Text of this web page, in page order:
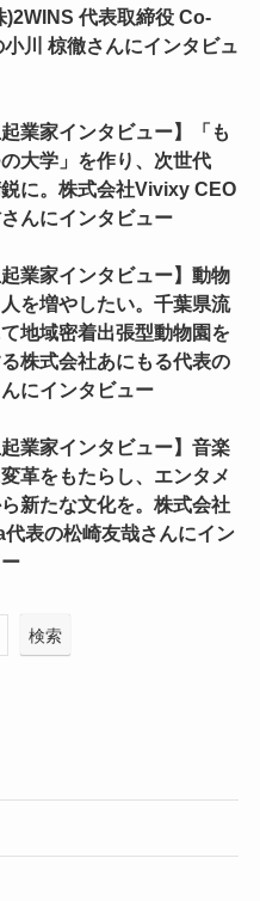
)2WINS 代表取締役 Co-
川 椋徹さんにインタビュ
起業家インタビュー】「も
大学」を作り、次世代
に。株式会社Vivixy CEO
んにインタビュー
起業家インタビュー】動物
を増やしたい。千葉県流
地域密着出張型動物園を
株式会社あにもる代表の
にインタビュー
起業家インタビュー】音楽
革をもたらし、エンタメ
新たな文化を。株式会社
表の松崎友哉さんにイン
検索